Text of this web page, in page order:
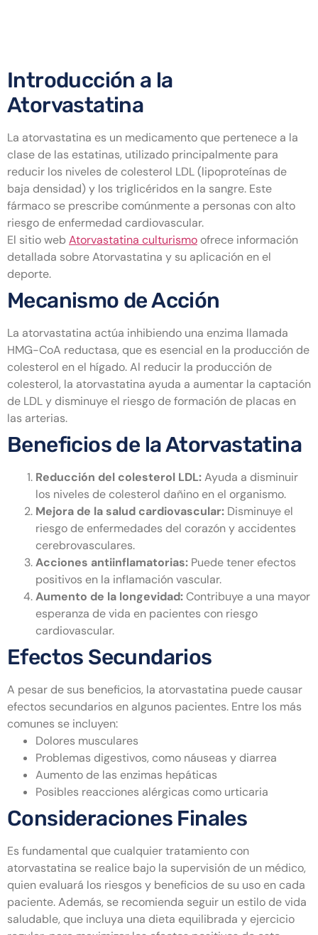
Introducción a la
Atorvastatina
La atorvastatina es un medicamento que pertenece a la
clase de las estatinas, utilizado principalmente para
reducir los niveles de colesterol LDL (lipoproteínas de
baja densidad) y los triglicéridos en la sangre. Este
fármaco se prescribe comúnmente a personas con alto
riesgo de enfermedad cardiovascular.
El sitio webAtorvastatina culturismo ofrece información
detallada sobre Atorvastatina y su aplicación en el
deporte.
Mecanismo de Acción
La atorvastatina actúa inhibiendo una enzima llamada
HMG-CoA reductasa, que es esencial en la producción de
colesterol en el hígado. Al reducir la producción de
colesterol, la atorvastatina ayuda a aumentar la captación
de LDL y disminuye el riesgo de formación de placas en
las arterias.
Beneficios de la Atorvastatina
Reducción del colesterol LDL:Ayuda a disminuir
los niveles de colesterol dañino en el organismo.
Mejora de la salud cardiovascular: Disminuye el
riesgo de enfermedades del corazón y accidentes
cerebrovasculares.
Acciones antiinflamatorias: Puede tener efectos
positivos en la inflamación vascular.
Aumento de la longevidad:Contribuye a una mayor
esperanza de vida en pacientes con riesgo
cardiovascular.
Efectos Secundarios
A pesar de sus beneficios, la atorvastatina puede causar
efectos secundarios en algunos pacientes. Entre los más
comunes se incluyen:
Dolores musculares
Problemas digestivos, como náuseas y diarrea
Aumento de las enzimas hepáticas
Posibles reacciones alérgicas como urticaria
Consideraciones Finales
Es fundamental que cualquier tratamiento con
atorvastatina se realice bajo la supervisión de un médico,
quien evaluará los riesgos y beneficios de su uso en cada
paciente. Además, se recomienda seguir un estilo de vida
saludable, que incluya una dieta equilibrada y ejercicio